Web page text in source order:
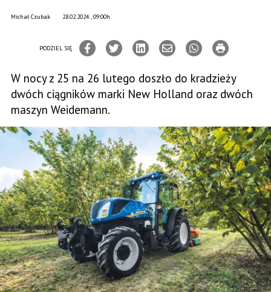
28.02.2024., 09:00h
Michał Czubak
PODZIEL SIĘ
W nocy z 25 na 26 lutego doszło do kradzieży
dwóch ciągników marki New Holland oraz dwóch
maszyn Weidemann.